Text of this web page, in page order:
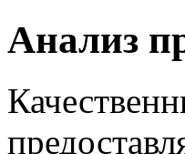
Анализ